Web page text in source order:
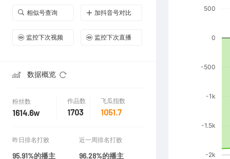
相似号查询 加抖音号对比
监控下次视频 监控下次直播
数据概览
粉丝数
1614.6w
作品数
1703
飞瓜指数
1051.7
昨日排名打败
95.91%的播主
近一周排名打败
96.28%的播主